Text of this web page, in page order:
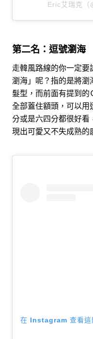
Eric艾瑞克（
第二名：逗號瀏海
走韓風路線的你一定
瀏海」呢？指的是將瀏
髮型，而前面有提到
全部蓋住額頭，可以用
分或是六四分都很好看
現出可愛又不失成熟
在 Instagram 查看這